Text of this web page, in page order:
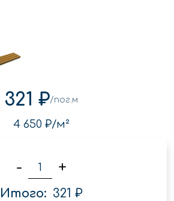
321 ₽/пог.м
4 650 ₽/м²
- +
Итого: 321 ₽